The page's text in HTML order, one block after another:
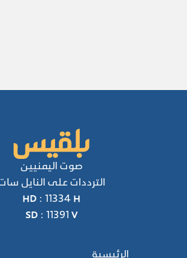
صوت اليمنيين
الترددات على النايل
HD : 11334 H
SD : 11391 V
الرئيسية